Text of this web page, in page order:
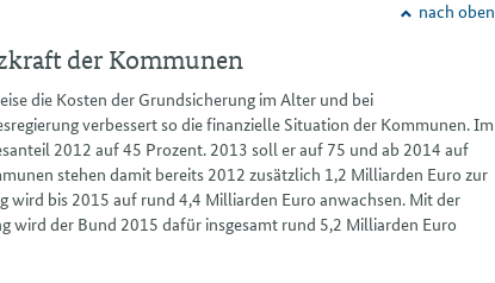
nach oben
der Kommunen
die Kosten der Grundsicherung im Alter und bei
verbessert so die finanzielle Situation der Kommunen. Im
2012 auf 45 Prozent. 2013 soll er auf 75 und ab 2014 auf
stehen damit bereits 2012 zusätzlich 1,2 Milliarden Euro zur
wird bis 2015 auf rund 4,4 Milliarden Euro anwachsen. Mit der
wird der Bund 2015 dafür insgesamt rund 5,2 Milliarden Euro